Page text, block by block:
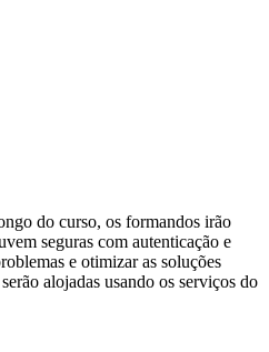
do curso, os formandos irão
seguras com autenticação e
e otimizar as soluções
alojadas usando os serviços do